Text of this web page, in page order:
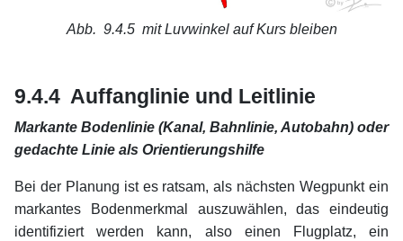
Abb. 9.4.5 mit Luvwinkel auf Kurs bleiben
9.4.4 Auffanglinie und Leitlinie
Markante Bodenlinie (Kanal, Bahnlinie, Autobahn) oder
gedachte Linie als Orientierungshilfe
Bei der Planung ist es ratsam, als nächsten Wegpunkt ein
markantes Bodenmerkmal auszuwählen, das eindeutig
identifiziert werden kann, also einen Flugplatz, ein